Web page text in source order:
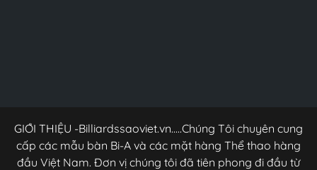
GIỚI THIỆU -Billiardssaoviet.vn.....Chúng Tôi chuyên cung
cấp các mẫu bàn Bi-A và các mặt hàng Thể thao hàng
đầu Việt Nam. Đơn vị chúng tôi đã tiên phong đi đầu từ